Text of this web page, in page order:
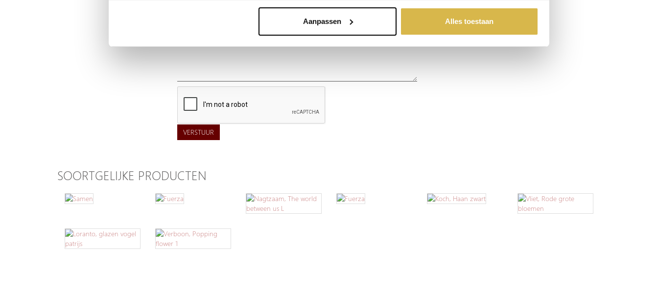
Aanpassen Alles toestaan
VERSTUUR
SOORTGELIJKE PRODUCTEN